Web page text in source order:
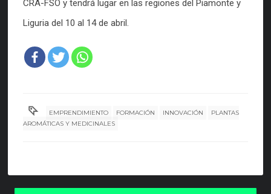
CRA-FSO y tendrá lugar en las regiones del Piamonte y
Liguria del 10 al 14 de abril.
EMPRENDIMIENTO FORMACIÓN INNOVACIÓN
PLANTAS
AROMÁTICAS Y MEDICINALES